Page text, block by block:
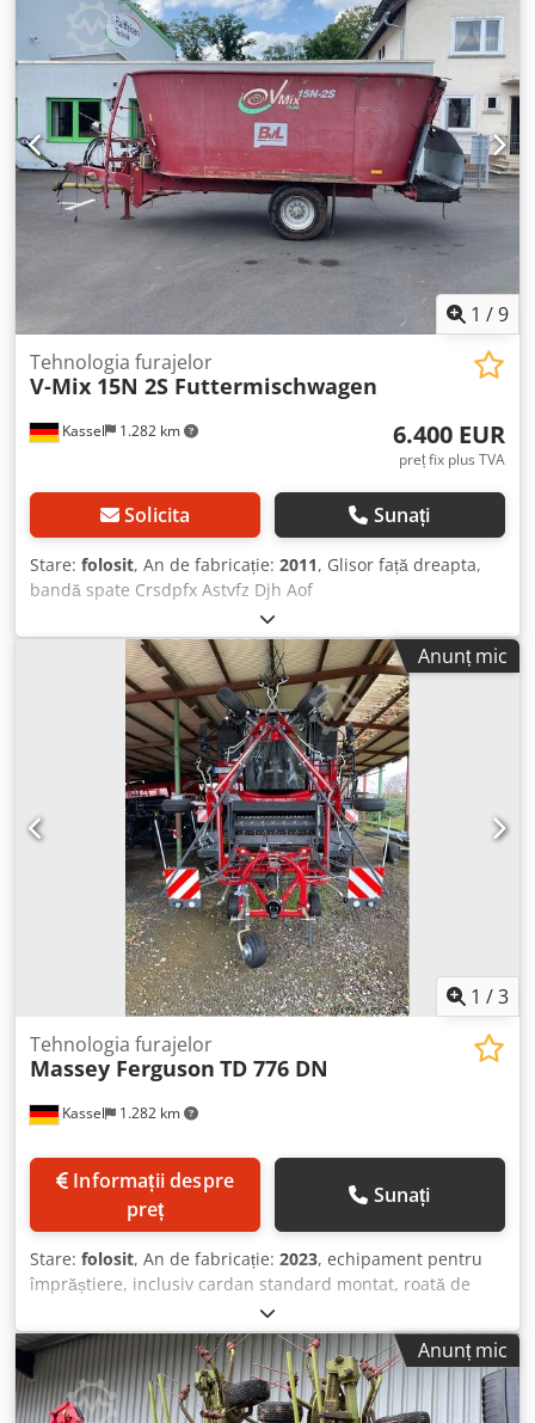
1 /9
Kassel 1.282 km
Tehnologia furajelor
V-Mix 15N 2S Futtermischwagen
6.400 EUR
preț fix plus TVA
Solicita Sunați
Stare: folosit, An de fabricație: 2011, Glisor față dreapta,
bandă spate Crsdpfx Astvfz Djh Aof
Anunț mic
1 /3
Kassel 1.282 km
Tehnologia furajelor
Massey Ferguson TD 776 DN
preț
Sunați
Stare: folosit, An de fabricație: 2023, echipament pentru
împrăștiere, inclusiv cardan standard montat, roată de
urmărire 15/6.00-6 Crodethhcwepfx Ah Asf
Anunț mic